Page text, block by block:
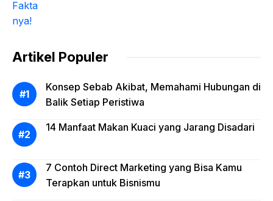
Artikel Populer
Konsep Sebab Akibat, Memahami Hubungan di
Balik Setiap Peristiwa
14 Manfaat Makan Kuaci yang Jarang Disadari
7 Contoh Direct Marketing yang Bisa Kamu
Terapkan untuk Bisnismu